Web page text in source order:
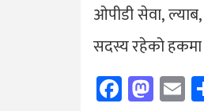
ओपीडी सेवा,
सदस्य रहेको हकमा